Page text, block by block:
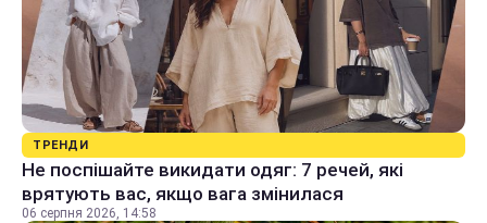
ТРЕНДИ
Не поспішайте викидати одяг: 7 речей, які
врятують вас, якщо вага змінилася
06 серпня 2026, 14:58